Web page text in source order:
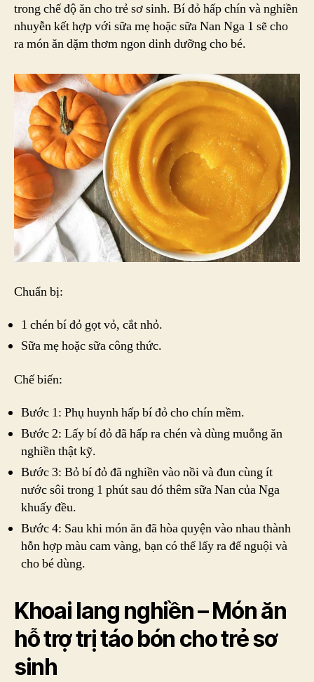
trong chế độ ăn cho trẻ sơ sinh. Bí đỏ hấp chín và nghiền
nhuyễn kết hợp với sữa mẹ hoặc sữa Nan Nga 1 sẽ cho
ra món ăn dặm thơm ngon dinh dưỡng cho bé.
Chuẩn bị:
1 chén bí đỏ gọt vỏ, cắt nhỏ.
Sữa mẹ hoặc sữa công thức.
Chế biến:
Bước 1: Phụ huynh hấp bí đỏ cho chín mềm.
Bước 2: Lấy bí đỏ đã hấp ra chén và dùng muỗng ăn
nghiền thật kỹ.
Bước 3: Bỏ bí đỏ đã nghiền vào nồi và đun cùng ít
nước sôi trong 1 phút sau đó thêm sữa Nan của Nga
khuấy đều.
Bước 4: Sau khi món ăn đã hòa quyện vào nhau thành
hỗn hợp màu cam vàng, bạn có thể lấy ra để nguội và
cho bé dùng.
Khoai lang nghiền – Món ăn
hỗ trợ trị táo bón cho trẻ sơ
sinh